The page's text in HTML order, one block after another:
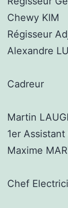
Chewy KIM
Alexandre
Cadreur
Martin
1er
Maxime
Chef